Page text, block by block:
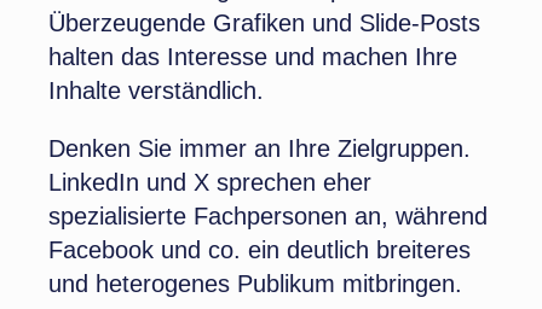
Überzeugende Grafiken und Slide-Posts
halten das Interesse und machen Ihre
Inhalte verständlich.
Denken Sie immer an Ihre Zielgruppen.
LinkedIn und X sprechen eher
spezialisierte Fachpersonen an, während
Facebook und co. ein deutlich breiteres
und heterogenes Publikum mitbringen.